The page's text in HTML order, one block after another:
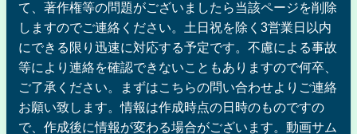
て、著作権等の問題がございましたら当該ページを削除
しますのでご連絡ください。土日祝を除く3営業日以内
にできる限り迅速に対応する予定です。不慮による事故
等により連絡を確認できないこともありますので何卒、
ご了承ください。まずはこちらの問い合わせよりご連絡
お願い致します。情報は作成時点の日時のものですの
で、作成後に情報が変わる場合がございます。動画サム